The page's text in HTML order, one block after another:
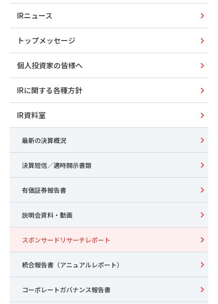
IRニュース
トップメッセージ
個人投資家の皆様へ
IRに関する各種方針
IR資料室
最新の決算概況
決算短信／適時開示書類
有価証券報告書
説明会資料・動画
スポンサードリサーチレポート
統合報告書（アニュアルレポート）
コーポレートガバナンス報告書